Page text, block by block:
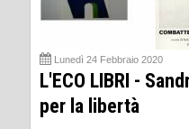
Lunedì 24 Febbraio 2020
L'ECO LIBRI -
per la libertà